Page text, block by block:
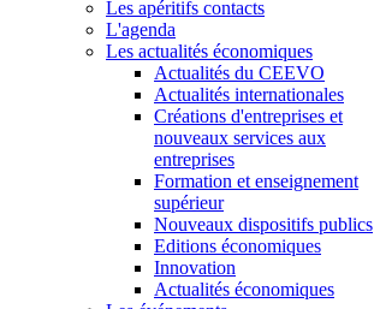
Les apéritifs contacts
L'agenda
Les actualités économiques
Actualités du CEEVO
Actualités internationales
Créations d'entreprises et
nouveaux services aux
entreprises
Formation et enseignement
supérieur
Nouveaux dispositifs publics
Editions économiques
Innovation
Actualités économiques